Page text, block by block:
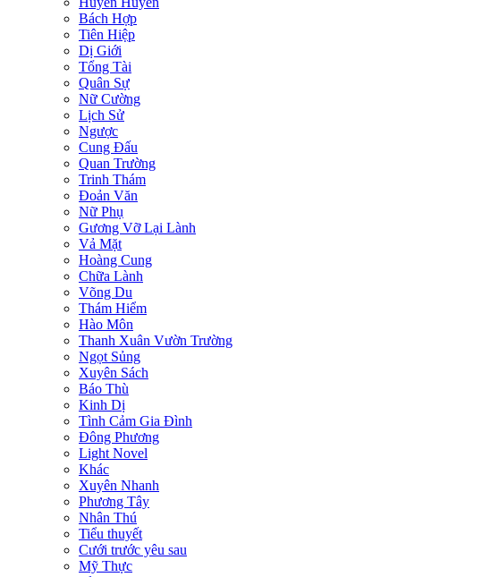
Bách Hợp
Tiên Hiệp
Dị Giới
Tổng Tài
Quân Sự
Nữ Cường
Lịch Sử
Ngược
Cung Đấu
Quan Trường
Trinh Thám
Đoản Văn
Nữ Phụ
Gương Vỡ Lại Lành
Vả Mặt
Hoàng Cung
Chữa Lành
Võng Du
Thám Hiểm
Hào Môn
Thanh Xuân Vườn Trường
Ngọt Sủng
Xuyên Sách
Báo Thù
Kinh Dị
Tình Cảm Gia Đình
Đông Phương
Light Novel
Khác
Xuyên Nhanh
Phương Tây
Nhân Thú
Tiểu thuyết
Cưới trước yêu sau
Mỹ Thực